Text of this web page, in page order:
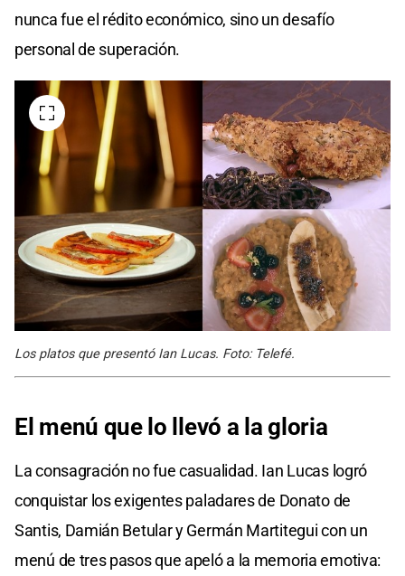
nunca fue el rédito económico, sino un desafío
personal de superación.
Los platos que presentó Ian Lucas. Foto: Telefé.
El menú que lo llevó a la gloria
La consagración no fue casualidad. Ian Lucas logró
conquistar los exigentes paladares de Donato de
Santis, Damián Betular y Germán Martitegui con un
menú de tres pasos que apeló a la memoria emotiva: